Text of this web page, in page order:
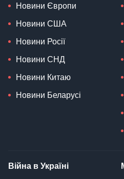
Новини Європи
Новини США
Новини Росії
Новини СНД
Новини Китаю
Новини Беларусі
Війна в Україні